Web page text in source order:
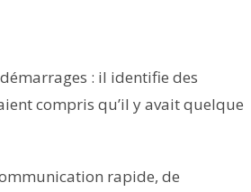
: il identifie des
compris qu’il y avait quelque
rapide, de